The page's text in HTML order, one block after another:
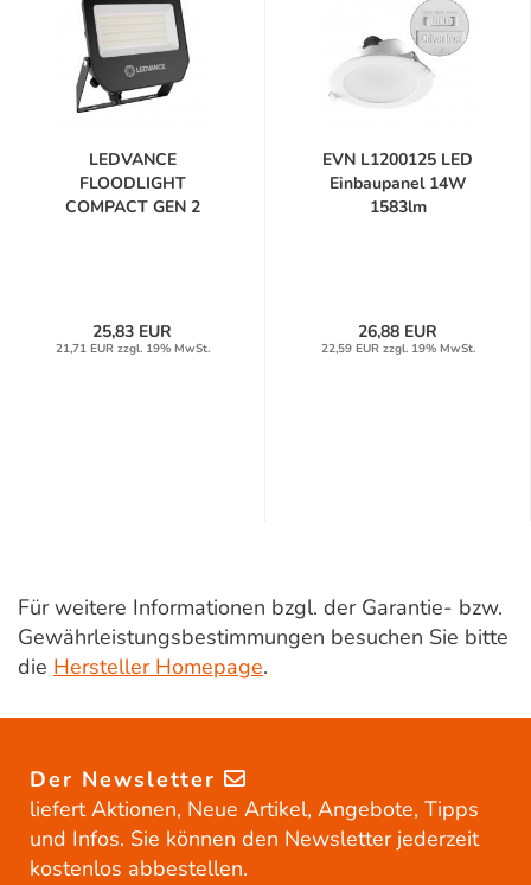
LEDVANCE
FLOODLIGHT
COMPACT GEN 2
25,83 EUR
21,71 EUR zzgl. 19% MwSt.
EVN L1200125 LED
Einbaupanel 14W
1583lm
26,88 EUR
22,59 EUR zzgl. 19% MwSt.
Für weitere Informationen bzgl. der Garantie- bzw.
Gewährleistungsbestimmungen besuchen Sie bitte
die Hersteller Homepage.
Der Newsletter
liefert Aktionen, Neue Artikel, Angebote, Tipps
und Infos. Sie können den Newsletter jederzeit
kostenlos abbestellen.